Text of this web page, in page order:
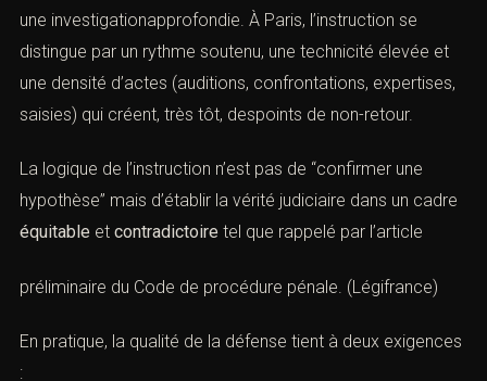
une investigationapprofondie. À Paris, l’instruction se
distingue par un rythme soutenu, une technicité élevée et
une densité d’actes (auditions, confrontations, expertises,
saisies) qui créent, très tôt, despoints de non-retour.
La logique de l’instruction n’est pas de “confirmer une
hypothèse” mais d’établir la vérité judiciaire dans un cadre
équitable et contradictoire tel que rappelé par l’article
préliminaire du Code de procédure pénale . (Légifrance)
En pratique, la qualité de la défense tient à deux exigences
: